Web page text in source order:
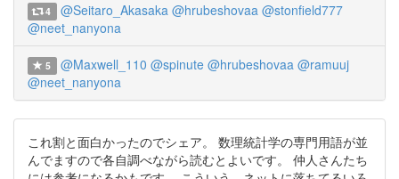
4 @Seitaro_Akasaka @hrubeshovaa @stonfield777
@neet_nanyona
5 @Maxwell_110 @spinute @hrubeshovaa @ramuuj
@neet_nanyona
これ割と面白かったのでシェア。 数理統計学の専門用語が並
んでますので各自調べながら読むとよいです。 仲人さんたち